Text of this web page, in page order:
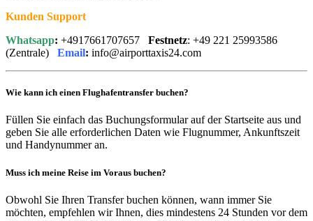
Kunden Support
Whatsapp: +4917661707657 Festnetz: +49 221 25993586
(Zentrale) Email: info@airporttaxis24.com
Wie kann ich einen Flughafentransfer buchen?
Füllen Sie einfach das Buchungsformular auf der Startseite aus und
geben Sie alle erforderlichen Daten wie Flugnummer, Ankunftszeit
und Handynummer an.
Muss ich meine Reise im Voraus buchen?
Obwohl Sie Ihren Transfer buchen können, wann immer Sie
möchten, empfehlen wir Ihnen, dies mindestens 24 Stunden vor dem